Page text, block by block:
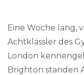
Eine Woche lang,
Achtklässler des
London
Brighton standen